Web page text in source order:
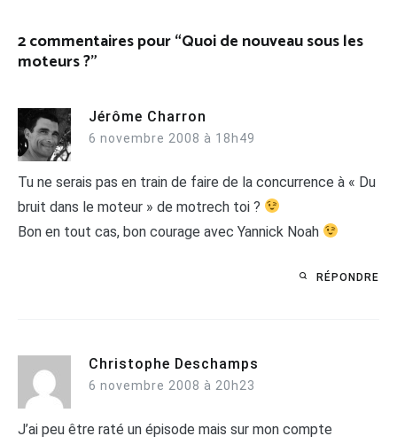
2 commentaires pour “Quoi de nouveau sous les
moteurs ?”
Jérôme Charron
6 novembre 2008 à 18h49
Tu ne serais pas en train de faire de la concurrence à « Du
bruit dans le moteur » de motrech toi ?
Bon en tout cas, bon courage avec Yannick Noah
RÉPONDRE
Christophe Deschamps
6 novembre 2008 à 20h23
J’ai peu être raté un épisode mais sur mon compte